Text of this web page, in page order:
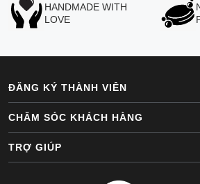
HANDMADE WITH
LOVE
ĐĂNG KÝ THÀNH VIÊN
CHĂM SÓC KHÁCH HÀNG
TRỢ GIÚP